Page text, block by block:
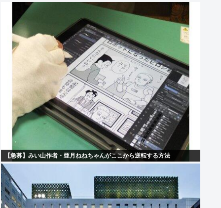
【急募】みい山作者・亜月ねねちゃんがここから逆転する方法